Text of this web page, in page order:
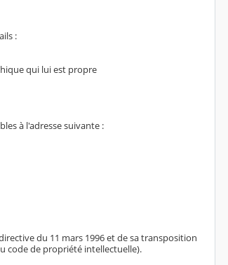
:
qui lui est propre
à l'adresse suivante :
du 11 mars 1996 et de sa transposition
code de propriété intellectuelle).